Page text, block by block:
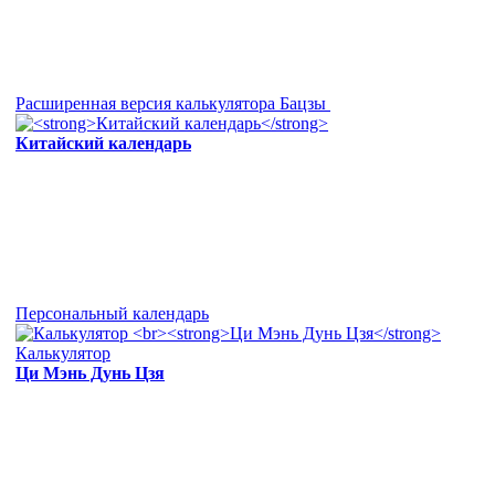
Расширенная версия калькулятора Бацзы
Китайский календарь
Персональный календарь
Калькулятор
Ци Мэнь Дунь Цзя